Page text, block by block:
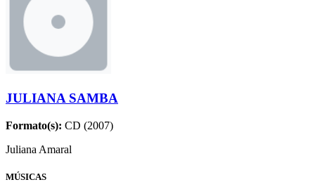
JULIANA SAMBA
Formato(s): CD (2007)
Juliana Amaral
MÚSICAS